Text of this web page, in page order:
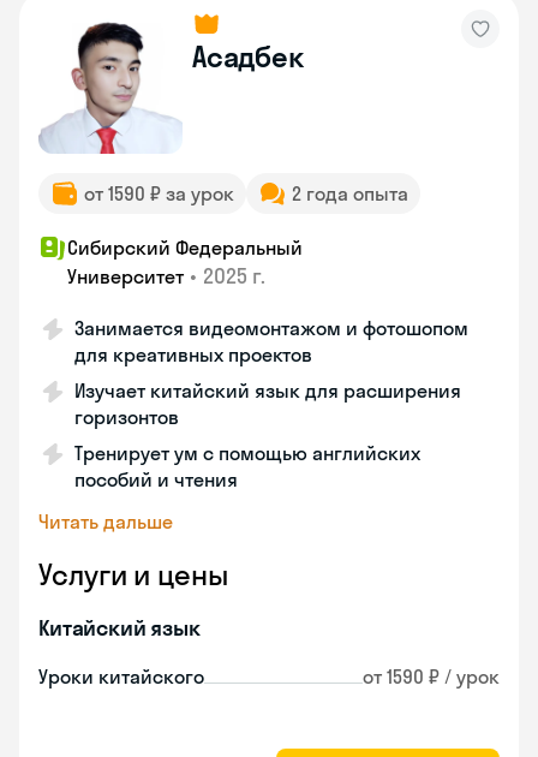
Асадбек
от 1590 ₽ за урок 2 года опыта
Сибирский Федеральный
Университет • 2025 г.
Занимается видеомонтажом и фотошопом
для креативных проектов
Изучает китайский язык для расширения
горизонтов
Тренирует ум с помощью английских
пособий и чтения
Читать дальше
Услуги и цены
Китайский язык
Уроки китайского от 1590 ₽ / урок